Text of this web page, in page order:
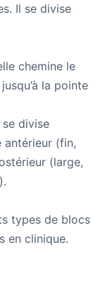
Il se divise
chemine le
la pointe
se divise
antérieur (fin,
(large,
types de blocs
en clinique.